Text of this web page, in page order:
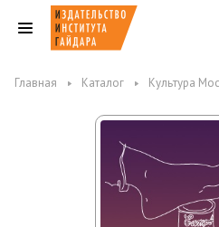
Главная Каталог Культура